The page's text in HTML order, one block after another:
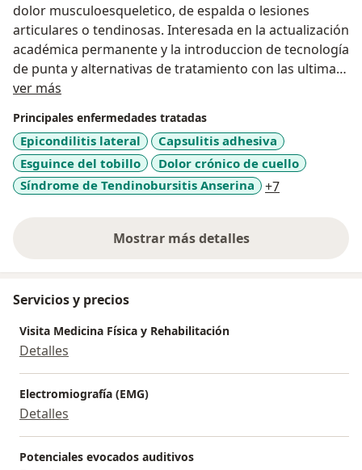
dolor musculoesqueletico, de espalda o lesiones
articulares o tendinosas. Interesada en la actualización
académica permanente y la introduccion de tecnología
de punta y alternativas de tratamiento con las ultimas
tendencias cientificas.
electrodiagnostico que incluye electromiografia,
neuroconduccion y potenciales evocados: Ondas de
choque para el tratamiento de tendinopatias, fascitis
plantar, codo de tenista golfista, lesiones de hombro,
osteoartrosis o lesiones de tendón o musculo.
apoyo plantar mediante plantillas personalizadas para
cada tipo de pie y calzado.
ver más
Principales enfermedades tratadas
Epicondilitis lateral
Capsulitis adhesiva
Esguince del tobillo
Dolor crónico de cuello
Síndrome de Tendinobursitis Anserina
+7
Mostrar más detalles
sobre la experiencia
Servicios y precios
Visita Medicina Física y Rehabilitación
Detalles
Electromiografía (EMG)
Detalles
Potenciales evocados auditivos